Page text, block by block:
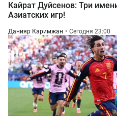
Кайрат Дуйсенов: Три
Азиатских игр!
Данияр Каримжан Сегодня 23:00